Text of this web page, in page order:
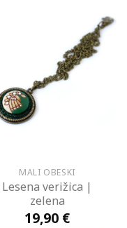
MALI OBESKI
Lesena verižica |
zelena
19,90 €